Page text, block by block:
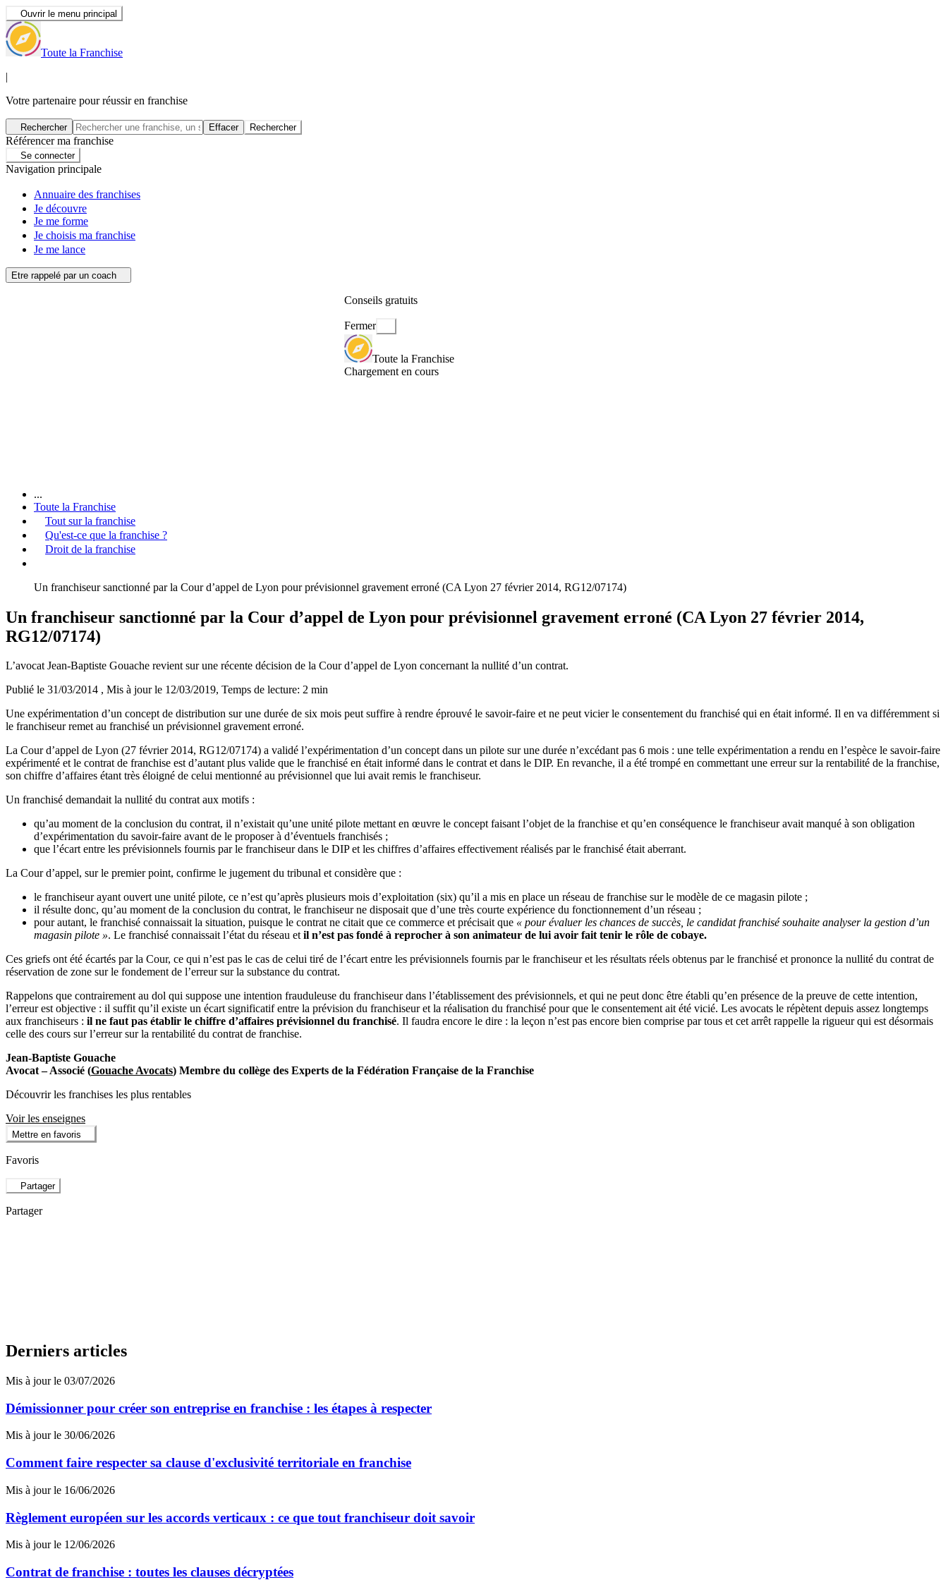
Ouvrir le menu principal
Toute la Franchise
|
Votre partenaire pour réussir en franchise
Rechercher Effacer Rechercher
Référencer ma franchise
Se connecter
Navigation principale
Annuaire des franchises
Je découvre
Je me forme
Je choisis ma franchise
Je me lance
Etre rappelé par un coach
Conseils gratuits
Fermer
Toute la Franchise
Chargement en cours
...
Toute la Franchise
Tout sur la franchise
Qu'est-ce que la franchise ?
Droit de la franchise
Un franchiseur sanctionné par la Cour d’appel de Lyon pour prévisionnel gravement erroné (CA Lyon 27 février 2014, RG12/07174)
Un franchiseur sanctionné par la Cour d’appel de Lyon pour prévisionnel gravement erroné (CA Lyon 27 février 2014,
RG12/07174)
L’avocat Jean-Baptiste Gouache revient sur une récente décision de la Cour d’appel de Lyon concernant la nullité d’un contrat.
Publié le 31/03/2014 , Mis à jour le 12/03/2019, Temps de lecture: 2 min
Une expérimentation d’un concept de distribution sur une durée de six mois peut suffire à rendre éprouvé le savoir-faire et ne peut vicier le consentement du franchisé qui en était informé. Il en va différemment si
le franchiseur remet au franchisé un prévisionnel gravement erroné.
La Cour d’appel de Lyon (27 février 2014, RG12/07174) a validé l’expérimentation d’un concept dans un pilote sur une durée n’excédant pas 6 mois : une telle expérimentation a rendu en l’espèce le savoir-faire
expérimenté et le contrat de franchise est d’autant plus valide que le franchisé en était informé dans le contrat et dans le DIP. En revanche, il a été trompé en commettant une erreur sur la rentabilité de la franchise,
son chiffre d’affaires étant très éloigné de celui mentionné au prévisionnel que lui avait remis le franchiseur.
Un franchisé demandait la nullité du contrat aux motifs :
qu’au moment de la conclusion du contrat, il n’existait qu’une unité pilote mettant en œuvre le concept faisant l’objet de la franchise et qu’en conséquence le franchiseur avait manqué à son obligation
d’expérimentation du savoir-faire avant de le proposer à d’éventuels franchisés ;
que l’écart entre les prévisionnels fournis par le franchiseur dans le DIP et les chiffres d’affaires effectivement réalisés par le franchisé était aberrant.
La Cour d’appel, sur le premier point, confirme le jugement du tribunal et considère que :
le franchiseur ayant ouvert une unité pilote, ce n’est qu’après plusieurs mois d’exploitation (six) qu’il a mis en place un réseau de franchise sur le modèle de ce magasin pilote ;
il résulte donc, qu’au moment de la conclusion du contrat, le franchiseur ne disposait que d’une très courte expérience du fonctionnement d’un réseau ;
pour autant, le franchisé connaissait la situation, puisque le contrat ne citait que ce commerce et précisait que « pour évaluer les chances de succès, le candidat franchisé souhaite analyser la gestion d’un
magasin pilote ». Le franchisé connaissait l’état du réseau etil n’est pas fondé à reprocher à son animateur de lui avoir fait tenir le rôle de cobaye.
Ces griefs ont été écartés par la Cour, ce qui n’est pas le cas de celui tiré de l’écart entre les prévisionnels fournis par le franchiseur et les résultats réels obtenus par le franchisé et prononce la nullité du contrat de
réservation de zone sur le fondement de l’erreur sur la substance du contrat.
Rappelons que contrairement au dol qui suppose une intention frauduleuse du franchiseur dans l’établissement des prévisionnels, et qui ne peut donc être établi qu’en présence de la preuve de cette intention,
l’erreur est objective : il suffit qu’il existe un écart significatif entre la prévision du franchiseur et la réalisation du franchisé pour que le consentement ait été vicié. Les avocats le répètent depuis assez longtemps
aux franchiseurs : il ne faut pas établir le chiffre d’affaires prévisionnel du franchisé. Il faudra encore le dire : la leçon n’est pas encore bien comprise par tous et cet arrêt rappelle la rigueur qui est désormais
celle des cours sur l’erreur sur la rentabilité du contrat de franchise.
Jean-Baptiste Gouache
Avocat – Associé (Gouache Avocats) Membre du collège des Experts de la Fédération Française de la Franchise
Découvrir les franchises les plus rentables
Voir les enseignes
Mettre en favoris
Favoris
Partager
Partager
Derniers articles
Mis à jour le 03/07/2026
Démissionner pour créer son entreprise en franchise : les étapes à respecter
Mis à jour le 30/06/2026
Comment faire respecter sa clause d'exclusivité territoriale en franchise
Mis à jour le 16/06/2026
Règlement européen sur les accords verticaux : ce que tout franchiseur doit savoir
Mis à jour le 12/06/2026
Contrat de franchise : toutes les clauses décryptées